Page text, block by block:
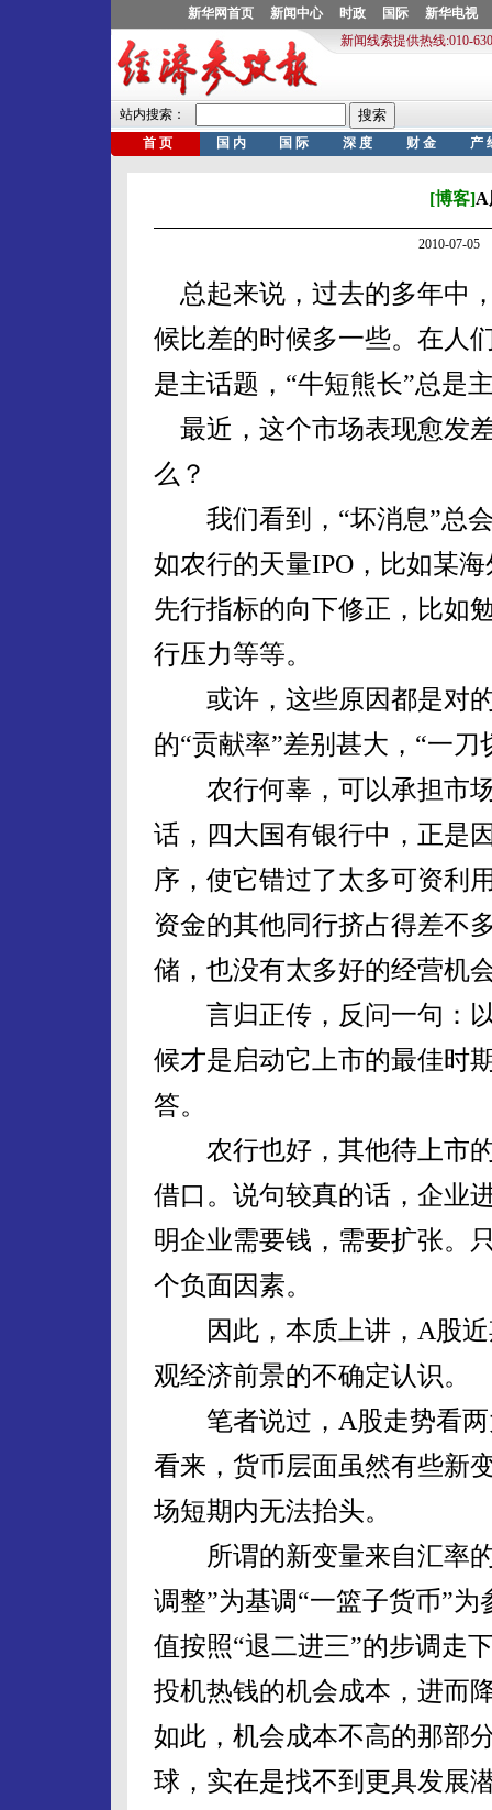
[博客]A
2010-07-05
总起来说，过去的多年中
候比差的时候多一些。在人
是主话题，“牛短熊长”总是
最近，这个市场表现愈发
么？
我们看到，“坏消息”总会
如农行的天量IPO，比如某
先行指标的向下修正，比如
行压力等等。
或许，这些原因都是对的
的“贡献率”差别甚大，“一
农行何辜，可以承担市场
话，四大国有银行中，正是
序，使它错过了太多可资
资金的其他同行挤占得差不
储，也没有太多好的经营机
言归正传，反问一句：以
候才是启动它上市的最佳时
答。
农行也好，其他待上市的
借口。说句较真的话，企业
明企业需要钱，需要扩张。
个负面因素。
因此，本质上讲，A股近
观经济前景的不确定认识。
笔者说过，A股走势看两
看来，货币层面虽然有些新
场短期内无法抬头。
所谓的新变量来自汇率的
调整”为基调“一篮子货币”
值按照“退二进三”的步调走
投机热钱的机会成本，进而
如此，机会成本不高的那部
球，实在是找不到更具发展